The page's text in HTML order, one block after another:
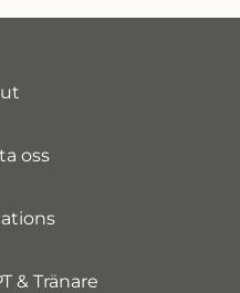
oss
& Tränare